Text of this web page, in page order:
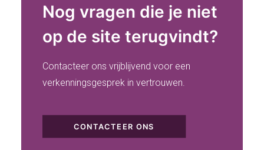
Nog vragen die je niet
op de site terugvindt?
Contacteer ons vrijblijvend voor een
verkenningsgesprek in vertrouwen.
CONTACTEER ONS